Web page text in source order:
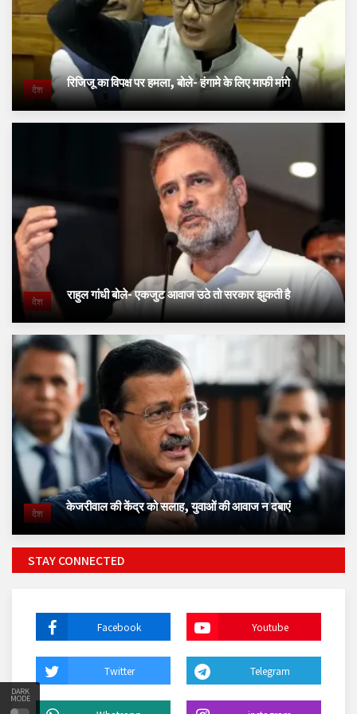
DARK
MODE
देश रिजिजू का विपक्ष पर हमला, बोले- हंगामे के लिए माफी मांगे
देश राहुल गांधी बोले- एकजुट आवाज उठे तो सरकार झुकती है
देश केजरीवाल की केंद्र को सलाह, युवाओं की आवाज न दबाएं
STAY CONNECTED
Facebook Youtube
Twitter Telegram